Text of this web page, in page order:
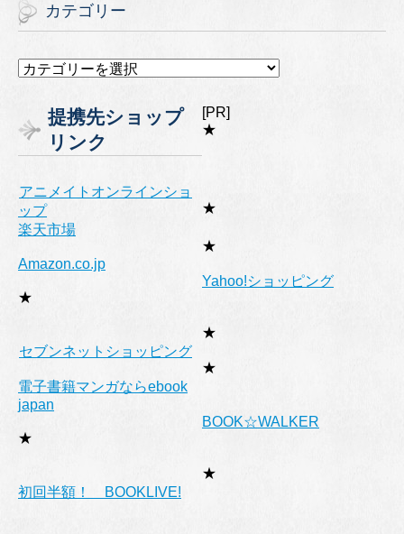
カテゴリー
カ
リ
ー
提携先ショップ
リンク
[PR]
★
アニメイトオンラインショ
ップ
★
楽天市場
★
Amazon.co.jp
★
Yahoo!ショッピング
★
セブンネットショッピング
★
電子書籍マンガならebook
japan
★
BOOK☆WALKER
★
初回半額！ BOOKLIVE!